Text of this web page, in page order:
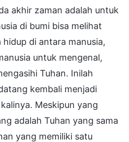
akhir zaman adalah untuk
di bumi bisa melihat
di antara manusia,
untuk mengenal,
Tuhan. Inilah
kembali menjadi
Meskipun yang
adalah Tuhan yang sama
yang memiliki satu